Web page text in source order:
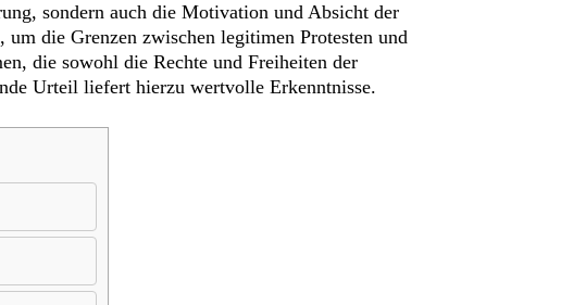
sondern auch die Motivation und Absicht der
die Grenzen zwischen legitimen Protesten und
die sowohl die Rechte und Freiheiten der
Urteil liefert hierzu wertvolle Erkenntnisse.